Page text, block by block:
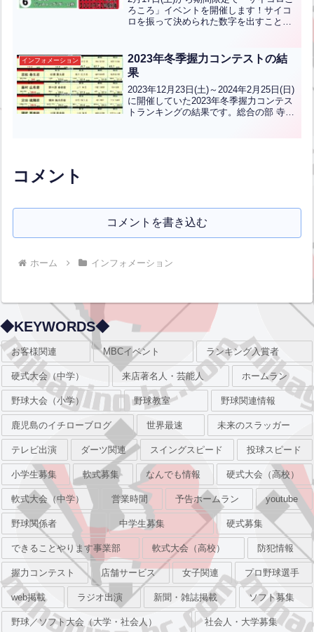
翻訳)
ろころ」イベントを開催します！サイコ
ロを振って決められた数字を出すことが
ックスの開幕ペアチケット、②～⑤が出
たらおかしひとつ⑥...全文はクリック
インフォメーション
2023年冬季握力コンテストの結
果
2023年12月23日(土)～2024年2月25日(日)
に開催していた2023年冬季握力コンテス
トランキングの結果です。総合の部 寺内
コメント
コメントを書き込む
ホーム インフォメーション
◆KEYWORDS◆
お客様関連 MBCイベント ランキング入賞者
硬式大会（中学） 来店著名人・芸能人 ホームラン
野球大会（小学） 野球教室 野球関連情報
鹿児島のイチローブログ 世界最速 未来のスラッガー
テレビ出演 ダーツ関連 スイングスピード 投球スピード
小学生募集 軟式募集 なんでも情報 硬式大会（高校）
軟式大会（中学） 営業時間 予告ホームラン youtube
野球関係者 中学生募集 硬式募集
できることやります事業部 軟式大会（高校） 防犯情報
握力コンテスト 店舗サービス 女子関連 プロ野球選手
web掲載 ラジオ出演 新聞・雑誌掲載 ソフト募集
野球／ソフト大会（大学・社会人） 社会人・大学募集